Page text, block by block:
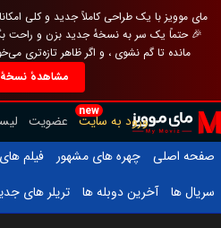
مای موویز با یک طراحی کاملاً جدید و کلی
🎉 حتماً یک سر به نسخهٔ جدید بزن و راحت
مانده تا گم نشوی ، و اگر ظاهر تازه‌تری
مشاهدهٔ
new
ورود به سایت عضویت
صفحه اصلی
چهره های مشهور
فیلم
سریال ها
آخرین دوبله ها تریلر های